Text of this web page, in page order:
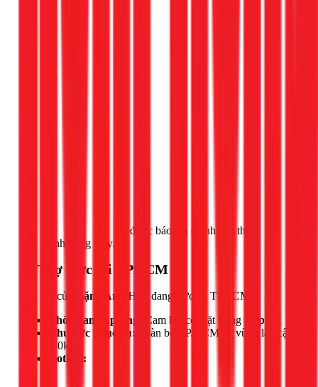
để được báo giá chính xác theo
tình trạng máy.
📍 Thợ trực tại TPHCM
Đội thợ của Đặng Anh Huy
đang trực tại TPHCM.
Thời gian đáp ứng:
Cam kết có mặt trong
30 phút
Khu vực phục vụ:
Toàn bộ TP.HCM và vùng lân cận
(50km)
Hotline: